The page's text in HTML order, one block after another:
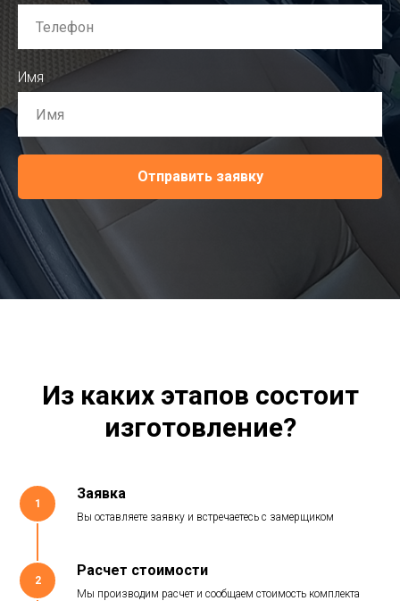
Имя
Отправить заявку
Из каких этапов состоит
изготовление?
1
Заявка
Вы оставляете заявку и встречаетесь с замерщиком
2
Расчет стоимости
Мы производим расчет и сообщаем стоимость комплекта